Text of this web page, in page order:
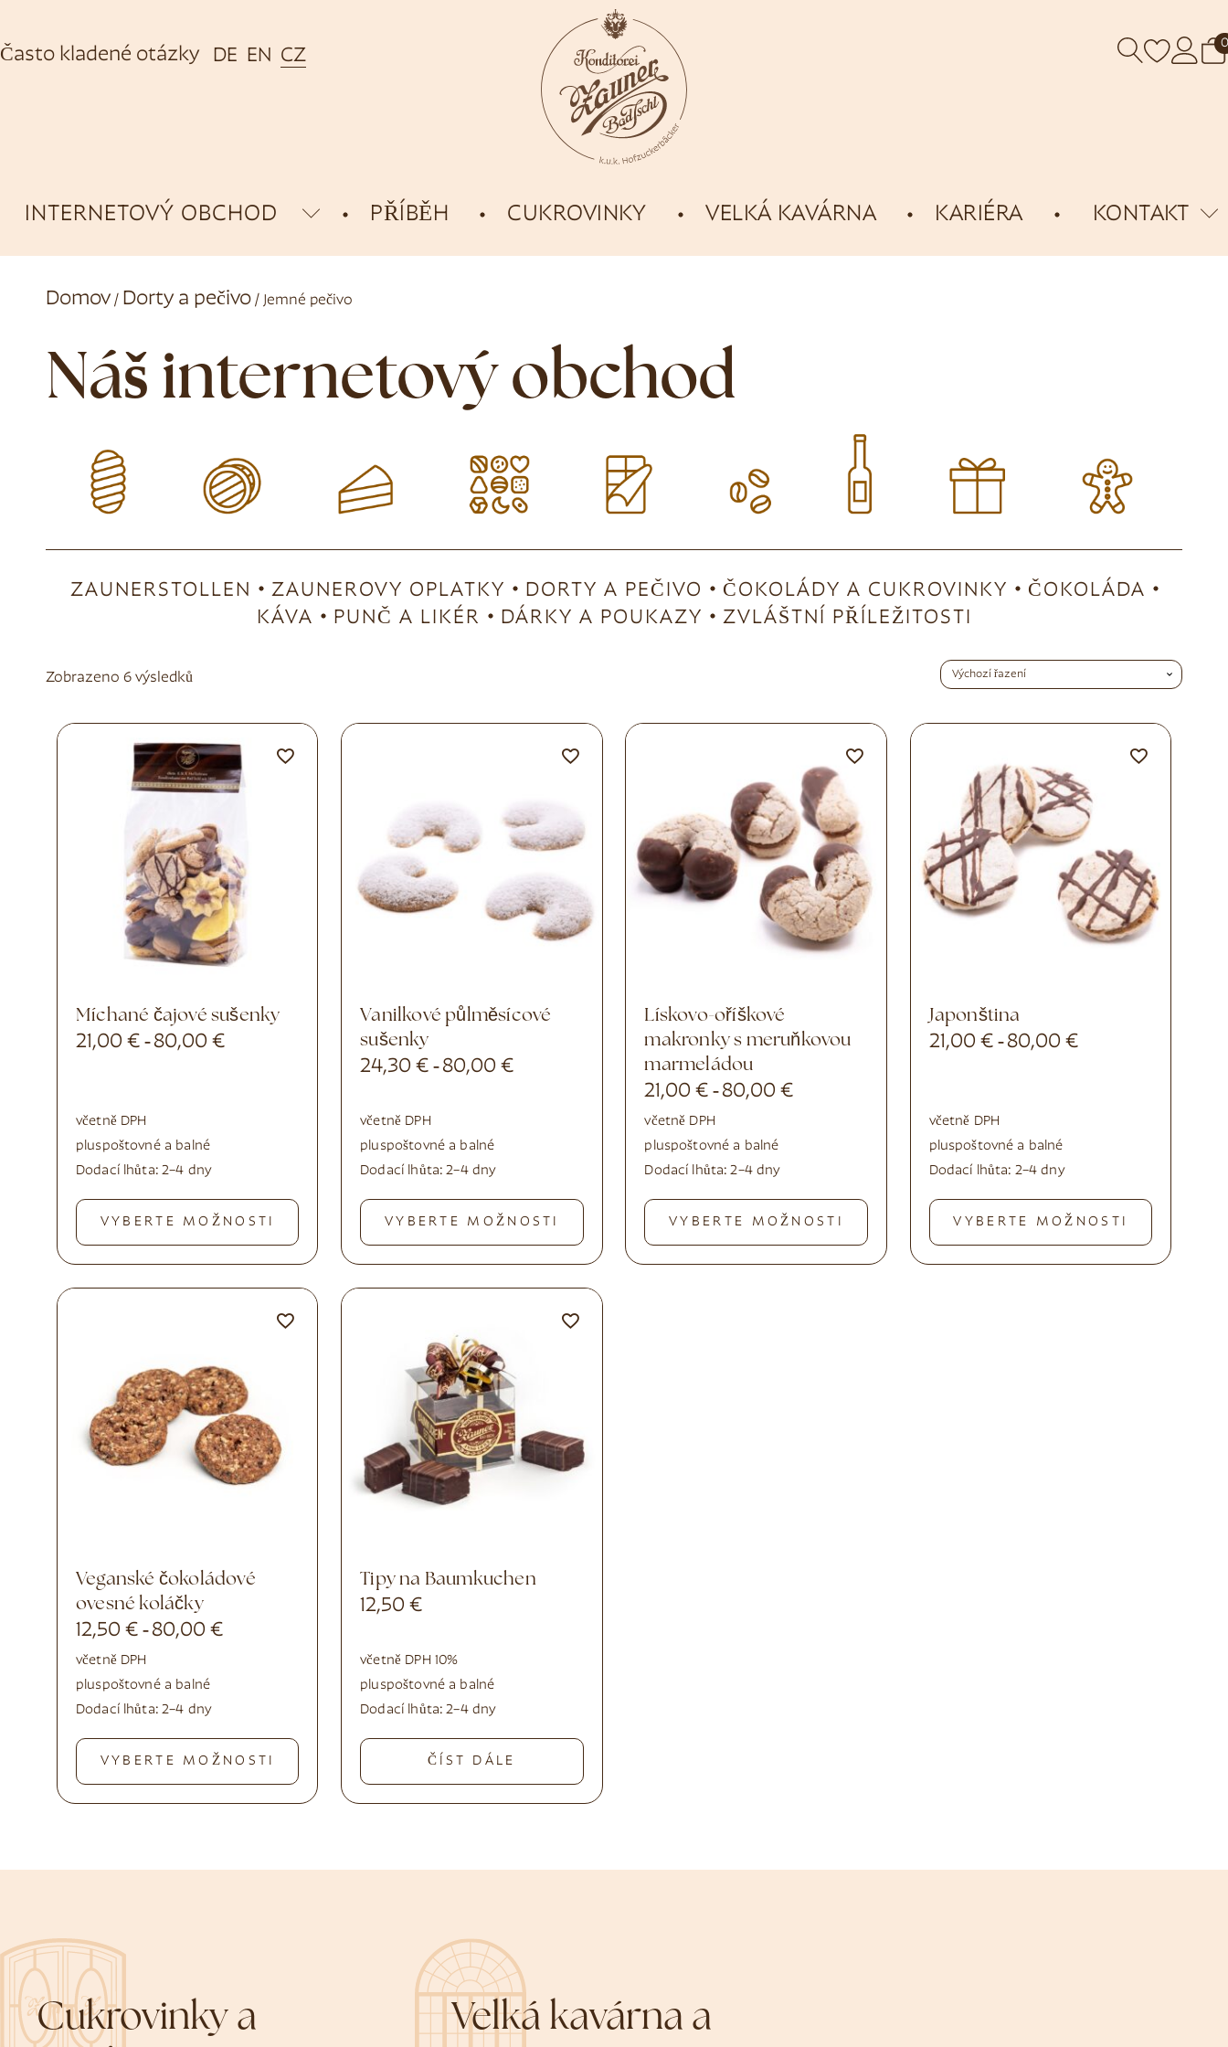
Často kladené otázky DE EN CZ
0
INTERNETOVÝ OBCHOD PŘÍBĚH CUKROVINKY VELKÁ KAVÁRNA KARIÉRA KONTAKT
Domov/ Dorty a pečivo/ Jemné pečivo
Náš internetový obchod
ZAUNERSTOLLEN ZAUNEROVY OPLATKY DORTY A PEČIVO ČOKOLÁDY A CUKROVINKY
ČOKOLÁDA
KÁVA
PUNČ A LIKÉR DÁRKY A POUKAZY ZVLÁŠTNÍ PŘÍLEŽITOSTI
Zobrazeno 6 výsledků
Míchané čajové sušenky
21,00 € - 80,00 €
včetně DPH
pluspoštovné a balné
Dodací lhůta:2–4 dny
VYBERTE MOŽNOSTI
Vanilkové půlměsícové
sušenky
24,30€ - 80,00€
včetně DPH
pluspoštovné a balné
Dodací lhůta:2–4 dny
VYBERTE MOŽNOSTI
Lískovo-oříškové
makronky s meruňkovou
marmeládou
21,00€ - 80,00€
včetně DPH
pluspoštovné a balné
Dodací lhůta:2–4 dny
VYBERTE MOŽNOSTI
Japonština
21,00 € - 80,00 €
včetně DPH
pluspoštovné a balné
Dodací lhůta: 2–4 dny
VYBERTE MOŽNOSTI
Veganské čokoládové
ovesné koláčky
12,50 € - 80,00 €
včetně DPH
pluspoštovné a balné
Dodací lhůta:2–4 dny
VYBERTE MOŽNOSTI
Tipy na Baumkuchen
12,50€
včetně DPH 10%
pluspoštovné a balné
Dodací lhůta:2–4 dny
ČÍST DÁLE
Cukrovinky a
Velká kavárna a